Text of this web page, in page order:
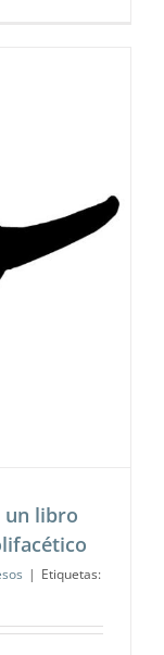
un libro
| Etiquetas: